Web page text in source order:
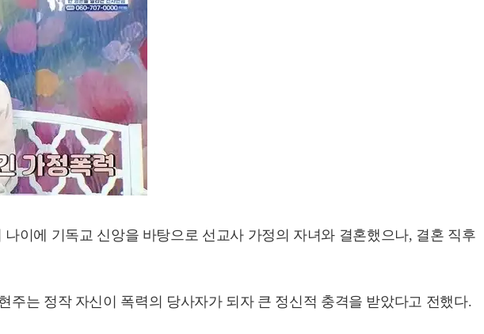
이에 기독교 신앙을 바탕으로 선교사 가정의 자녀와 결혼했으나, 결혼 직후
는 정작 자신이 폭력의 당사자가 되자 큰 정신적 충격을 받았다고 전했다.